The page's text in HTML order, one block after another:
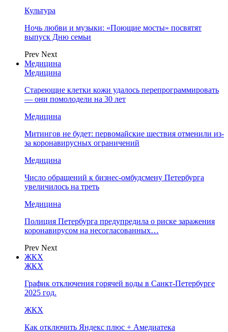
Культура
Ночь любви и музыки: «Поющие мосты» посвятят
выпуск Дню семьи
Prev Next
Медицина
Медицина
Стареющие клетки кожи удалось перепрограммировать
— они помолодели на 30 лет
Медицина
Митингов не будет: первомайские шествия отменили из-
за коронавирусных ограничений
Медицина
Число обращений к бизнес-омбудсмену Петербурга
увеличилось на треть
Медицина
Полиция Петербурга предупредила о риске заражения
коронавирусом на несогласованных…
Prev Next
ЖКХ
ЖКХ
График отключения горячей воды в Санкт-Петербурге
2025 год.
ЖКХ
Как отключить Яндекс плюс + Амедиатека